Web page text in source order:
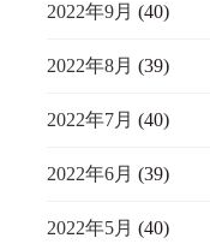
2022年9月 (40)
2022年8月 (39)
2022年7月 (40)
2022年6月 (39)
2022年5月 (40)